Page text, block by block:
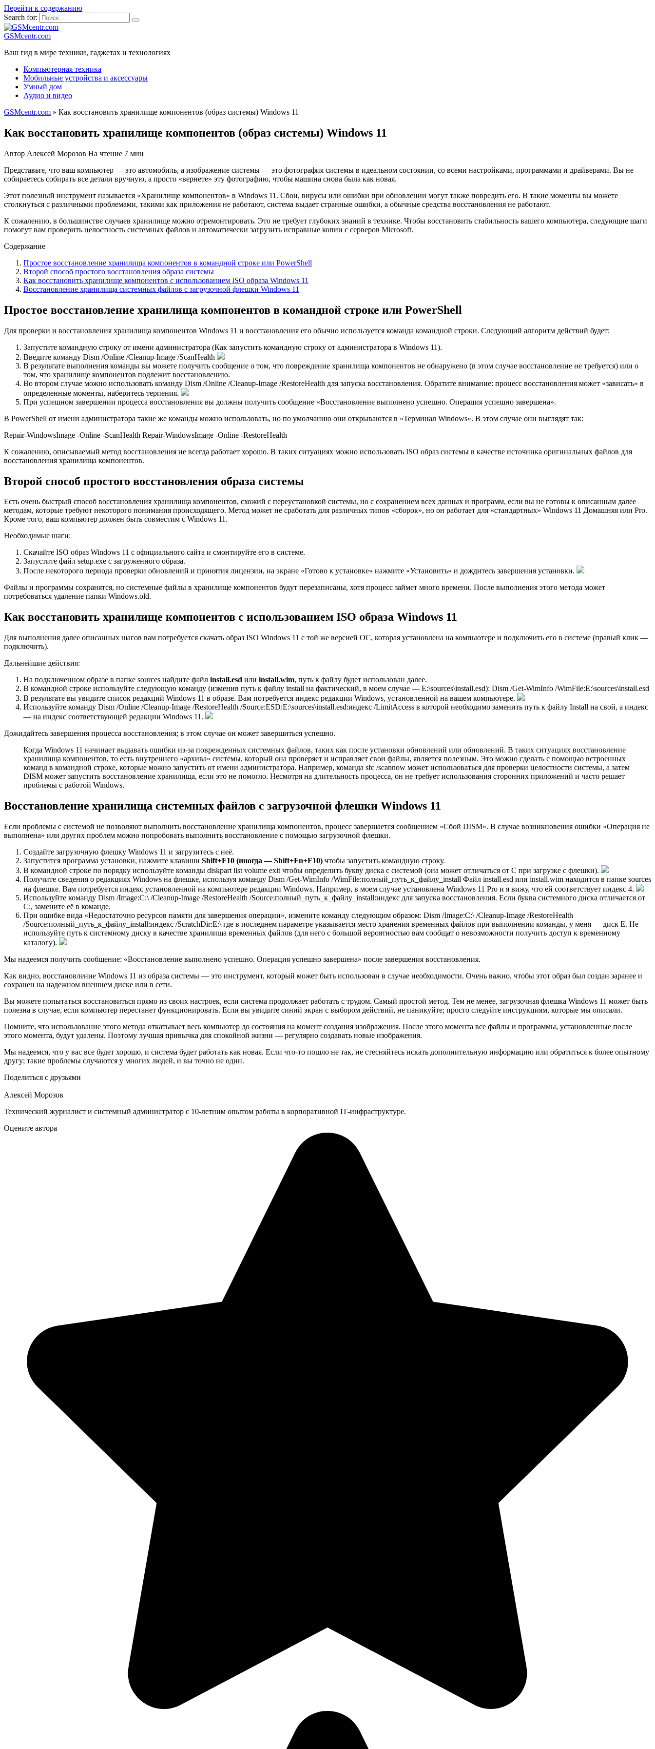
Перейти к содержанию
Search for:
GSMcentr.com
Ваш гид в мире техники, гаджетах и технологиях
Компьютерная техника
Мобильные устройства и аксессуары
Умный дом
Аудио и видео
GSMcentr.com » Как восстановить хранилище компонентов (образ системы) Windows 11
Как восстановить хранилище компонентов (образ системы) Windows 11
Автор Алексей Морозов На чтение 7 мин
Представьте, что ваш компьютер — это автомобиль, а изображение системы — это фотография системы в идеальном состоянии, со всеми настройками, программами и драйверами. Вы не
собираетесь собирать все детали вручную, а просто «вернете» эту фотографию, чтобы машина снова была как новая.
Этот полезный инструмент называется «Хранилище компонентов» в Windows 11. Сбои, вирусы или ошибки при обновлении могут также повредить его. В такие моменты вы можете
столкнуться с различными проблемами, такими как приложения не работают, система выдает странные ошибки, а обычные средства восстановления не работают.
К сожалению, в большинстве случаев хранилище можно отремонтировать. Это не требует глубоких знаний в технике. Чтобы восстановить стабильность вашего компьютера, следующие шаги
помогут вам проверить целостность системных файлов и автоматически загрузить исправные копии с серверов Microsoft.
Содержание
Простое восстановление хранилища компонентов в командной строке или PowerShell
Второй способ простого восстановления образа системы
Как восстановить хранилище компонентов с использованием ISO образа Windows 11
Восстановление хранилища системных файлов с загрузочной флешки Windows 11
Простое восстановление хранилища компонентов в командной строке или PowerShell
Для проверки и восстановления хранилища компонентов Windows 11 и восстановления его обычно используется команда командной строки. Следующий алгоритм действий будет:
Запустите командную строку от имени администратора (Как запустить командную строку от администратора в Windows 11).
Введите команду Dism /Online /Cleanup-Image /ScanHealth
В результате выполнения команды вы можете получить сообщение о том, что повреждение хранилища компонентов не обнаружено (в этом случае восстановление не требуется) или о
том, что хранилище компонентов подлежит восстановлению.
Во втором случае можно использовать команду Dism /Online /Cleanup-Image /RestoreHealth для запуска восстановления. Обратите внимание: процесс восстановления может «зависать» в
определенные моменты, наберитесь терпения.
При успешном завершении процесса восстановления вы должны получить сообщение «Восстановление выполнено успешно. Операция успешно завершена».
В PowerShell от имени администратора такие же команды можно использовать, но по умолчанию они открываются в «Терминал Windows». В этом случае они выглядят так:
Repair-WindowsImage -Online -ScanHealth Repair-WindowsImage -Online -RestoreHealth
К сожалению, описываемый метод восстановления не всегда работает хорошо. В таких ситуациях можно использовать ISO образ системы в качестве источника оригинальных файлов для
восстановления хранилища компонентов.
Второй способ простого восстановления образа системы
Есть очень быстрый способ восстановления хранилища компонентов, схожий с переустановкой системы, но с сохранением всех данных и программ, если вы не готовы к описанным далее
методам, которые требуют некоторого понимания происходящего. Метод может не сработать для различных типов «сборок», но он работает для «стандартных» Windows 11 Домашняя или Pro.
Кроме того, ваш компьютер должен быть совместим с Windows 11.
Необходимые шаги:
Скачайте ISO образ Windows 11 с официального сайта и смонтируйте его в системе.
Запустите файл setup.exe с загруженного образа.
После некоторого периода проверки обновлений и принятия лицензии, на экране «Готово к установке» нажмите «Установить» и дождитесь завершения установки.
Файлы и программы сохранятся, но системные файлы в хранилище компонентов будут перезаписаны, хотя процесс займет много времени. После выполнения этого метода может
потребоваться удаление папки Windows.old.
Как восстановить хранилище компонентов с использованием ISO образа Windows 11
Для выполнения далее описанных шагов вам потребуется скачать образ ISO Windows 11 с той же версией ОС, которая установлена на компьютере и подключить его в системе (правый клик —
подключить).
Дальнейшие действия:
На подключенном образе в папке sources найдите файл install.esd или install.wim, путь к файлу будет использован далее.
В командной строке используйте следующую команду (изменив путь к файлу install на фактический, в моем случае — E:\sources\install.esd): Dism /Get-WimInfo /WimFile:E:\sources\install.esd
В результате вы увидите список редакций Windows 11 в образе. Вам потребуется индекс редакции Windows, установленной на вашем компьютере.
Используйте команду Dism /Online /Cleanup-Image /RestoreHealth /Source:ESD:E:\sources\install.esd:индекс /LimitAccess в которой необходимо заменить путь к файлу Install на свой, а индекс
— на индекс соответствующей редакции Windows 11.
Дожидайтесь завершения процесса восстановления; в этом случае он может завершиться успешно.
Когда Windows 11 начинает выдавать ошибки из-за поврежденных системных файлов, таких как после установки обновлений или обновлений. В таких ситуациях восстановление
хранилища компонентов, то есть внутреннего «архива» системы, который она проверяет и исправляет свои файлы, является полезным. Это можно сделать с помощью встроенных
команд в командной строке, которые можно запустить от имени администратора. Например, команда sfc /scannow может использоваться для проверки целостности системы, а затем
DISM может запустить восстановление хранилища, если это не помогло. Несмотря на длительность процесса, он не требует использования сторонних приложений и часто решает
проблемы с работой Windows.
Восстановление хранилища системных файлов с загрузочной флешки Windows 11
Если проблемы с системой не позволяют выполнить восстановление хранилища компонентов, процесс завершается сообщением «Сбой DISM». В случае возникновения ошибки «Операция не
выполнена» или других проблем можно попробовать выполнить восстановление с помощью загрузочной флешки.
Создайте загрузочную флешку Windows 11 и загрузитесь с неё.
Запустится программа установки, нажмите клавиши Shift+F10 (иногда — Shift+Fn+F10) чтобы запустить командную строку.
В командной строке по порядку используйте команды diskpart list volume exit чтобы определить букву диска с системой (она может отличаться от C при загрузке с флешки).
Получите сведения о редакциях Windows на флешке, используя команду Dism /Get-WimInfo /WimFile:полный_путь_к_файлу_install Файл install.esd или install.wim находится в папке sources
на флешке. Вам потребуется индекс установленной на компьютере редакции Windows. Например, в моем случае установлена Windows 11 Pro и я вижу, что ей соответствует индекс 4.
Используйте команду Dism /Image:C:\ /Cleanup-Image /RestoreHealth /Source:полный_путь_к_файлу_install:индекс для запуска восстановления. Если буква системного диска отличается от
C:, замените её в команде.
При ошибке вида «Недостаточно ресурсов памяти для завершения операции», измените команду следующим образом: Dism /Image:C:\ /Cleanup-Image /RestoreHealth
/Source:полный_путь_к_файлу_install:индекс /ScratchDir:E:\ где в последнем параметре указывается место хранения временных файлов при выполнении команды, у меня — диск E. Не
используйте путь к системному диску в качестве хранилища временных файлов (для него с большой вероятностью вам сообщат о невозможности получить доступ к временному
каталогу).
Мы надеемся получить сообщение: «Восстановление выполнено успешно. Операция успешно завершена» после завершения восстановления.
Как видно, восстановление Windows 11 из образа системы — это инструмент, который может быть использован в случае необходимости. Очень важно, чтобы этот образ был создан заранее и
сохранен на надежном внешнем диске или в сети.
Вы можете попытаться восстановиться прямо из своих настроек, если система продолжает работать с трудом. Самый простой метод. Тем не менее, загрузочная флешка Windows 11 может быть
полезна в случае, если компьютер перестанет функционировать. Если вы увидите синий экран с выбором действий, не паникуйте; просто следуйте инструкциям, которые мы описали.
Помните, что использование этого метода откатывает весь компьютер до состояния на момент создания изображения. После этого момента все файлы и программы, установленные после
этого момента, будут удалены. Поэтому лучшая привычка для спокойной жизни — регулярно создавать новые изображения.
Мы надеемся, что у вас все будет хорошо, и система будет работать как новая. Если что-то пошло не так, не стесняйтесь искать дополнительную информацию или обратиться к более опытному
другу; такие проблемы случаются у многих людей, и вы точно не один.
Поделиться с друзьями
Алексей Морозов
Технический журналист и системный администратор с 10‑летним опытом работы в корпоративной IT‑инфраструктуре.
Оцените автора